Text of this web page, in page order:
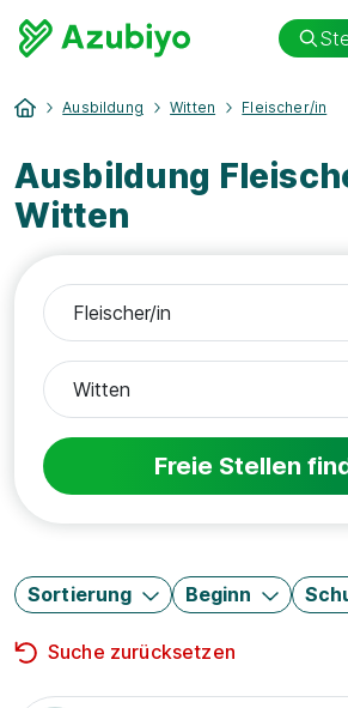
Ausbildung Witten Fleischer/in
Ausbildung
Witten
Freie Stellen
Sortierung Beginn
Suche zurücksetzen